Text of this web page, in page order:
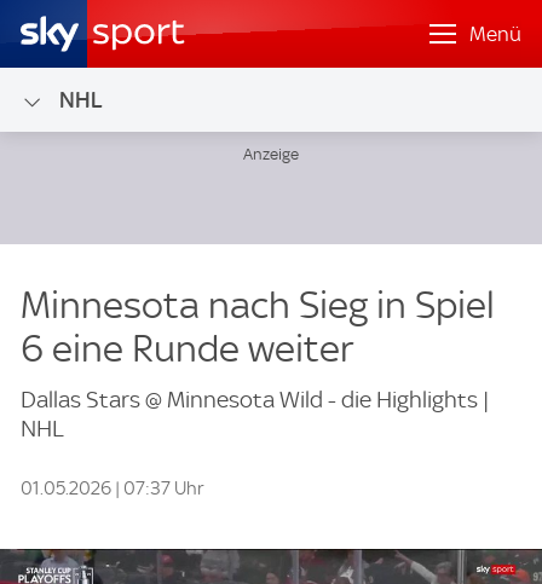
Menü
NHL
Minnesota nach Sieg in Spiel
6 eine Runde weiter
Dallas Stars @ Minnesota Wild - die Highlights |
NHL
01.05.2026 | 07:37 Uhr